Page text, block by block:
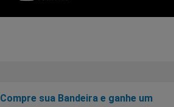
Compre sua Bandeira e ganhe um